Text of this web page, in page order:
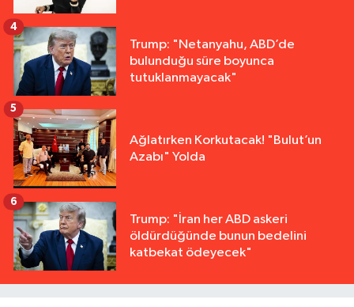
Trump: "Netanyahu, ABD’de
bulunduğu süre boyunca
tutuklanmayacak"
4
Ağlatırken Korkutacak! "Bulut’un
Azabı" Yolda
5
Trump: "İran her ABD askeri
öldürdüğünde bunun bedelini
katbekat ödeyecek"
6